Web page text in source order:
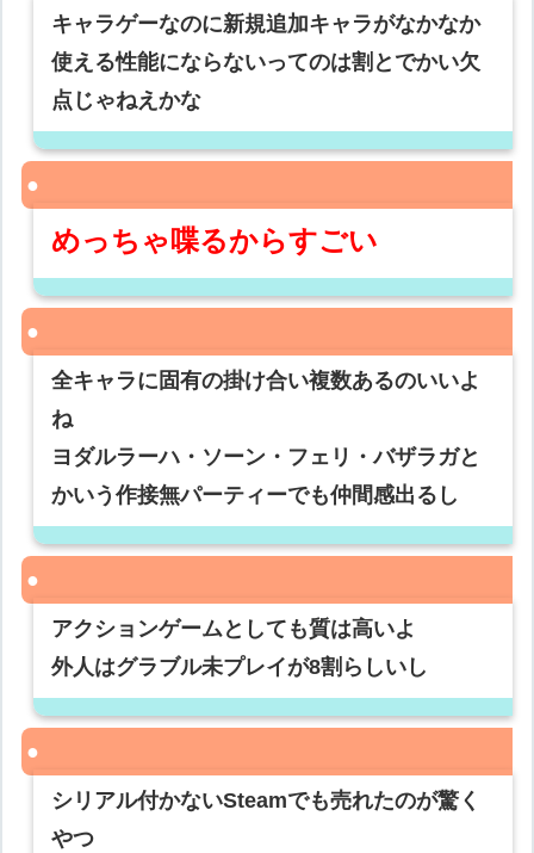
キャラゲーなのに新規追加キャラがなかなか
使える性能にならないってのは割とでかい欠
点じゃねえかな
めっちゃ喋るからすごい
全キャラに固有の掛け合い複数あるのいいよ
ね
ヨダルラーハ・ソーン・フェリ・バザラガと
かいう作接無パーティーでも仲間感出るし
アクションゲームとしても質は高いよ
外人はグラブル未プレイが8割らしいし
シリアル付かないSteamでも売れたのが驚く
やつ